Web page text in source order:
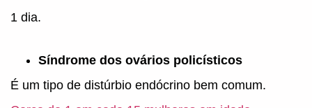
1 dia.
Síndrome dos ovários policísticos
É um tipo de distúrbio endócrino bem comum.